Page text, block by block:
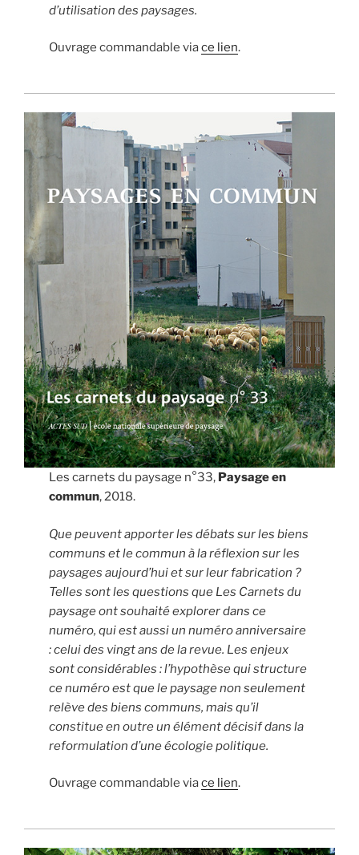
d’utilisation des paysages.
Ouvrage commandable viace lien.
Les carnets du paysage n°33, Paysage en
commun, 2018.
Que peuvent apporter les débats sur les biens
communs et le commun à la réflexion sur les
paysages aujourd’hui et sur leur fabrication ?
Telles sont les questions que Les Carnets du
paysage ont souhaité explorer dans ce
numéro, qui est aussi un numéro anniversaire
: celui des vingt ans de la revue. Les enjeux
sont considérables : l’hypothèse qui structure
ce numéro est que le paysage non seulement
relève des biens communs, mais qu’il
constitue en outre un élément décisif dans la
reformulation d’une écologie politique.
Ouvrage commandable viace lien.